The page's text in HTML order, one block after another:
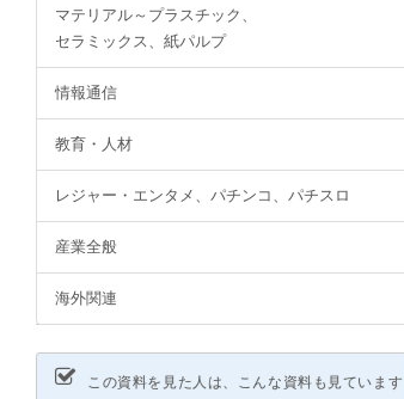
マテリアル～プラスチック、
セラミックス、紙パルプ
情報通信
教育・人材
レジャー・エンタメ、パチンコ、パチスロ
産業全般
海外関連
この資料を見た人は、こんな資料も見ています